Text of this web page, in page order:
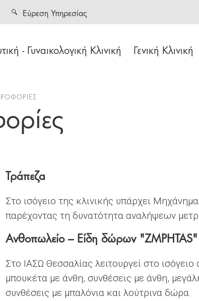
- Γυναικολογική Κλινική Γενική Κλινική
Εύρεση Υπηρεσίας
Τράπεζα
Στο ισόγειο της κλινικής υπάρχει
παρέχοντας τη δυνατότητα αναλήψεων
Ανθοπωλείο – Είδη δώρων "ZMPHTAS"
Στο ΙΑΣΩ Θεσσαλίας λειτουργεί στο
μπουκέτα με άνθη, συνθέσεις με άνθη,
συνθέσεις με μπαλόνια και λούτρινα δώρα.